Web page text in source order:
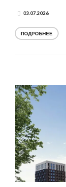
03.07.2026
ПОДРОБНЕЕ